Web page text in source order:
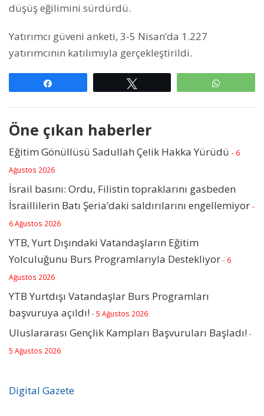
düşüş eğilimini sürdürdü.
Yatırımcı güveni anketi, 3-5 Nisan’da 1.227
yatırımcının katılımıyla gerçekleştirildi.
Öne çıkan haberler
Eğitim Gönüllüsü Sadullah Çelik Hakka Yürüdü - 6
Ağustos 2026
İsrail basını: Ordu, Filistin topraklarını gasbeden
İsraillilerin Batı Şeria’daki saldırılarını engellemiyor -
6 Ağustos 2026
YTB, Yurt Dışındaki Vatandaşların Eğitim
Yolculuğunu Burs Programlarıyla Destekliyor - 6
Ağustos 2026
YTB Yurtdışı Vatandaşlar Burs Programları
başvuruya açıldı! - 5 Ağustos 2026
Uluslararası Gençlik Kampları Başvuruları Başladı! -
5 Ağustos 2026
Digital Gazete